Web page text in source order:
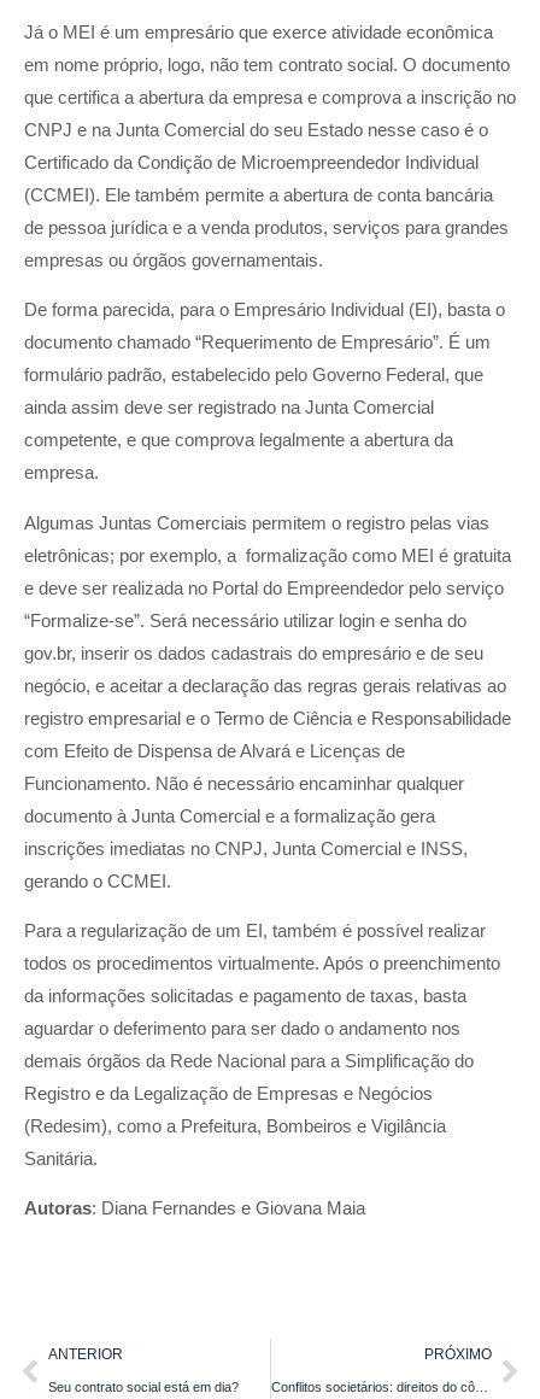
Já o MEI é um empresário que exerce atividade econômica
em nome próprio, logo, não tem contrato social. O documento
que certifica a abertura da empresa e comprova a inscrição no
CNPJ e na Junta Comercial do seu Estado nesse caso é o
Certificado da Condição de Microempreendedor Individual
(CCMEI). Ele também permite a abertura de conta bancária
de pessoa jurídica e a venda produtos, serviços para grandes
empresas ou órgãos governamentais.
De forma parecida, para o Empresário Individual (EI), basta o
documento chamado “Requerimento de Empresário”. É um
formulário padrão, estabelecido pelo Governo Federal, que
ainda assim deve ser registrado na Junta Comercial
competente, e que comprova legalmente a abertura da
empresa.
Algumas Juntas Comerciais permitem o registro pelas vias
eletrônicas; por exemplo, a formalização como MEI é gratuita
e deve ser realizada no Portal do Empreendedor pelo serviço
“Formalize-se”. Será necessário utilizar login e senha do
gov.br, inserir os dados cadastrais do empresário e de seu
negócio, e aceitar a declaração das regras gerais relativas ao
registro empresarial e o Termo de Ciência e Responsabilidade
com Efeito de Dispensa de Alvará e Licenças de
Funcionamento. Não é necessário encaminhar qualquer
documento à Junta Comercial e a formalização gera
inscrições imediatas no CNPJ, Junta Comercial e INSS,
gerando o CCMEI.
Para a regularização de um EI, também é possível realizar
todos os procedimentos virtualmente. Após o preenchimento
da informações solicitadas e pagamento de taxas, basta
aguardar o deferimento para ser dado o andamento nos
demais órgãos da Rede Nacional para a Simplificação do
Registro e da Legalização de Empresas e Negócios
(Redesim), como a Prefeitura, Bombeiros e Vigilância
Sanitária.
Autoras: Diana Fernandes e Giovana Maia
ANTERIOR
Seu contrato social está em dia?
PRÓXIMO
Conflitos societários: direitos do cônjuge sobre as quotas da sociedade